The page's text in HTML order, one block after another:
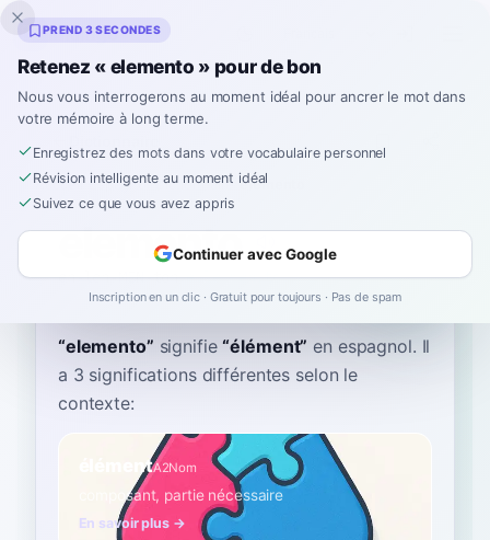
Inklingo
Accueil› Espagnol›Dictionnaire ›elemento
elemento
eh-leh-MEN-toh e.leˈmen.to
“elemento” signifie “élément” en espagnol. Il
a 3 significations différentes selon le
contexte:
élémentA2Nom
composant, partie nécessaire
En savoir plus →
PREND 3 SECONDES
Retenez « elemento » pour de bon
Nous vous interrogerons au moment idéal pour ancrer le mot dans
votre mémoire à long terme.
Enregistrez des mots dans votre vocabulaire personnel
Révision intelligente au moment idéal
Suivez ce que vous avez appris
Continuer avec Google
Inscription en un clic · Gratuit pour toujours · Pas de spam